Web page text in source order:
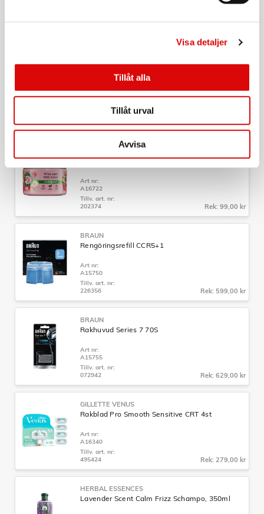
Visa detaljer
Tillåt alla
Tillåt urval
Avvisa
Rek: 39,90 kr
UTFÖRSÄLJNING
PHILIPS
SmartClean rengöring JC302
Art nr:
Tillv. art. nr:
JC302/50
Rek: 249,00 kr
Rose Scent Petal Soft Hårinpackning, 300ml
Art nr:
A16722
Tillv. art. nr:
202374
Rek: 99,00 kr
BRAUN
Rengöringsrefill CCR5+1
Art nr:
A15750
Tillv. art. nr:
226356
Rek: 599,00 kr
BRAUN
Rakhuvud Series 7 70S
Art nr:
A15755
Tillv. art. nr:
072942
Rek: 629,00 kr
GILLETTE VENUS
Rakblad Pro Smooth Sensitive CRT 4st
Art nr:
A16340
Tillv. art. nr:
495424
Rek: 279,00 kr
HERBAL ESSENCES
Lavender Scent Calm Frizz Schampo, 350ml